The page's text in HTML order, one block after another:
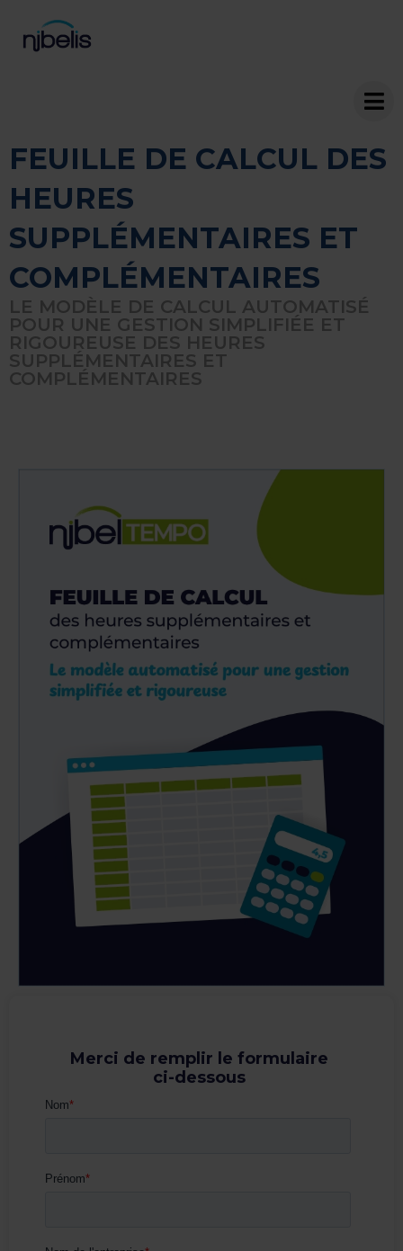
FEUILLE DE CALCUL DES
HEURES
SUPPLÉMENTAIRES ET
COMPLÉMENTAIRES
LE MODÈLE DE CALCUL AUTOMATISÉ
POUR UNE GESTION SIMPLIFIÉE ET
RIGOUREUSE DES HEURES
SUPPLÉMENTAIRES ET
COMPLÉMENTAIRES
Merci de remplir le formulaire
ci-dessous